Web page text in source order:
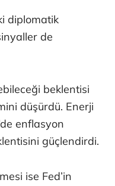
diplomatik
de
beklentisi
düşürdü. Enerji
enflasyon
güçlendirdi.
ise Fed’in